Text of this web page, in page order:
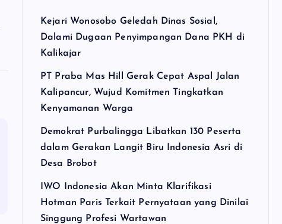
Kejari Wonosobo Geledah Dinas Sosial,
Dalami Dugaan Penyimpangan Dana PKH di
Kalikajar
PT Praba Mas Hill Gerak Cepat Aspal Jalan
Kalipancur, Wujud Komitmen Tingkatkan
Kenyamanan Warga
Demokrat Purbalingga Libatkan 130 Peserta
dalam Gerakan Langit Biru Indonesia Asri di
Desa Brobot
IWO Indonesia Akan Minta Klarifikasi
Hotman Paris Terkait Pernyataan yang Dinilai
Singgung Profesi Wartawan